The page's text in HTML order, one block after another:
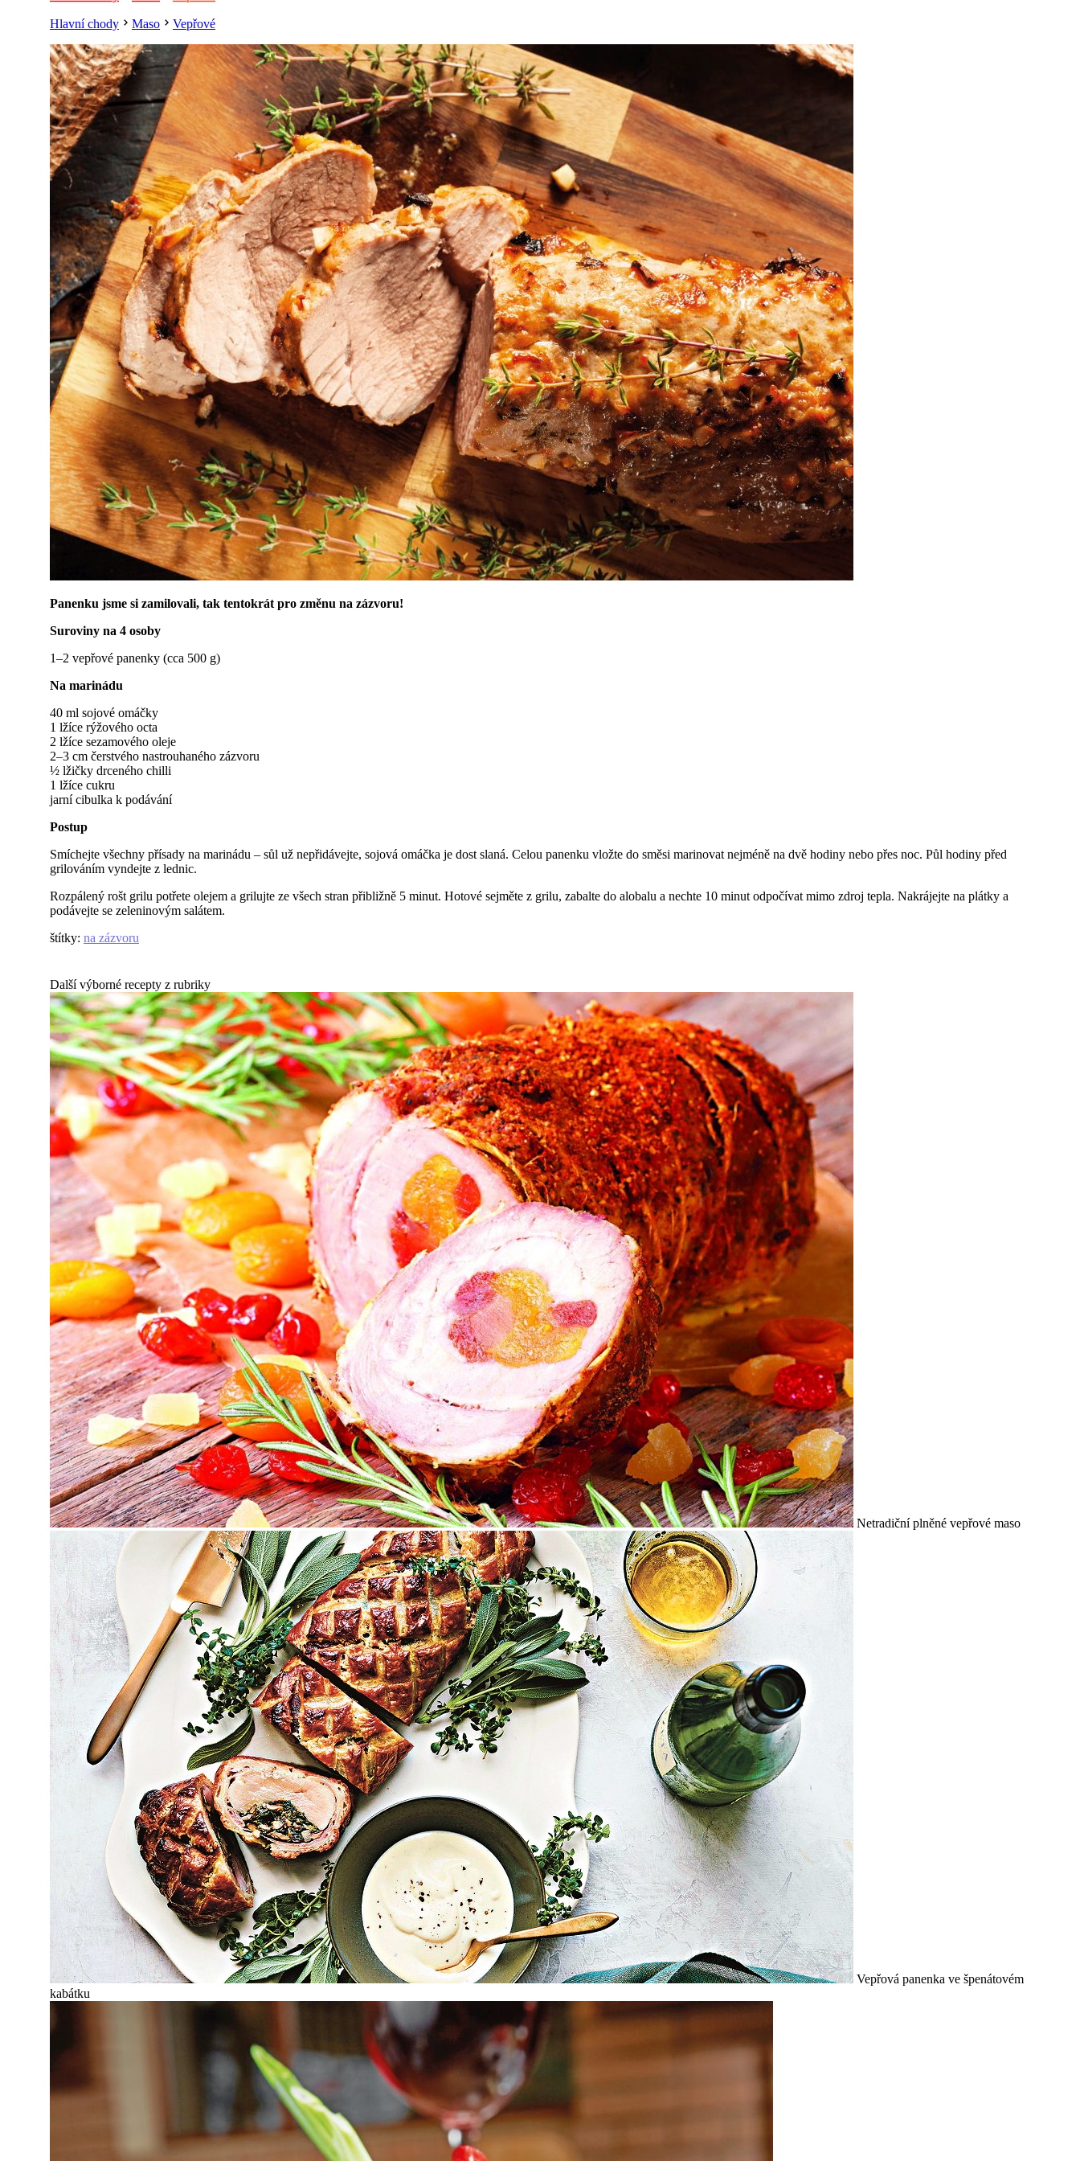
Hlavní chody Maso Vepřové
Panenku jsme si zamilovali, tak tentokrát pro změnu na zázvoru!
Suroviny na 4 osoby
1–2 vepřové panenky (cca 500 g)
Na marinádu
40 ml sojové omáčky
1 lžíce rýžového octa
2 lžíce sezamového oleje
2–3 cm čerstvého nastrouhaného zázvoru
½ lžičky drceného chilli
1 lžíce cukru
jarní cibulka k podávání
Postup
Smíchejte všechny přísady na marinádu – sůl už nepřidávejte, sojová omáčka je dost slaná. Celou panenku vložte do směsi marinovat nejméně na dvě hodiny nebo přes noc. Půl hodiny před
grilováním vyndejte z lednic.
Rozpálený rošt grilu potřete olejem a grilujte ze všech stran přibližně 5 minut. Hotové sejměte z grilu, zabalte do alobalu a nechte 10 minut odpočívat mimo zdroj tepla. Nakrájejte na plátky a
podávejte se zeleninovým salátem.
štítky: na zázvoru
Další výborné recepty z rubriky
Netradiční plněné vepřové maso
Vepřová panenka ve špenátovém
kabátku